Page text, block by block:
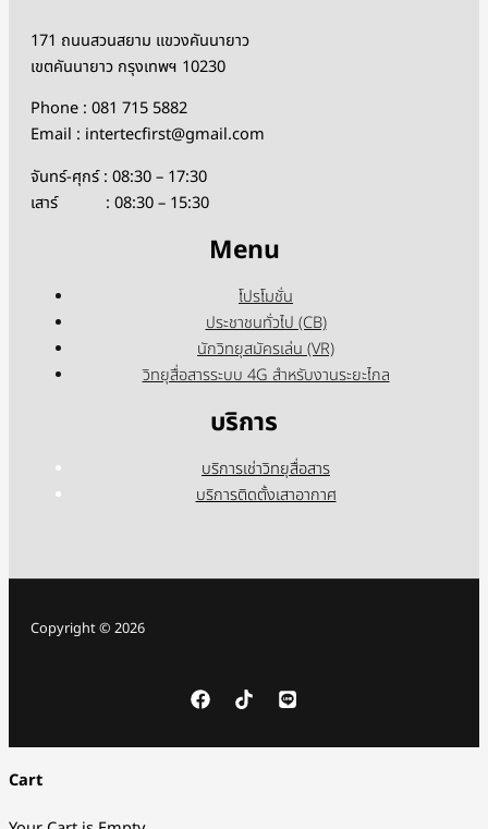
171 ถนนสวนสยาม แขวงคันนายาว
เขตคันนายาว กรุงเทพฯ 10230
Phone : 081 715 5882
Email : intertecfirst@gmail.com
จันทร์-ศุกร์ : 08:30 – 17:30
เสาร์ : 08:30 – 15:30
Menu
โปรโมชั่น
ประชาชนทั่วไป (CB)
นักวิทยุสมัครเล่น (VR)
วิทยุสื่อสารระบบ 4G สำหรับงานระยะไกล
บริการ
บริการเช่าวิทยุสื่อสาร
บริการติดตั้งเสาอากาศ
Copyright © 2026
Cart